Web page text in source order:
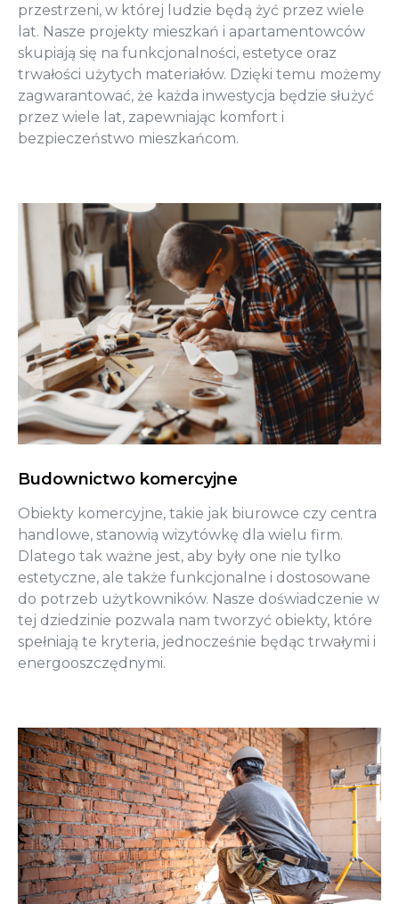
przestrzeni, w której ludzie będą żyć przez wiele
lat. Nasze projekty mieszkań i apartamentowców
skupiają się na funkcjonalności, estetyce oraz
trwałości użytych materiałów. Dzięki temu możemy
zagwarantować, że każda inwestycja będzie służyć
przez wiele lat, zapewniając komfort i
bezpieczeństwo mieszkańcom.
Budownictwo komercyjne
Obiekty komercyjne, takie jak biurowce czy centra
handlowe, stanowią wizytówkę dla wielu firm.
Dlatego tak ważne jest, aby były one nie tylko
estetyczne, ale także funkcjonalne i dostosowane
do potrzeb użytkowników. Nasze doświadczenie w
tej dziedzinie pozwala nam tworzyć obiekty, które
spełniają te kryteria, jednocześnie będąc trwałymi i
energooszczędnymi.